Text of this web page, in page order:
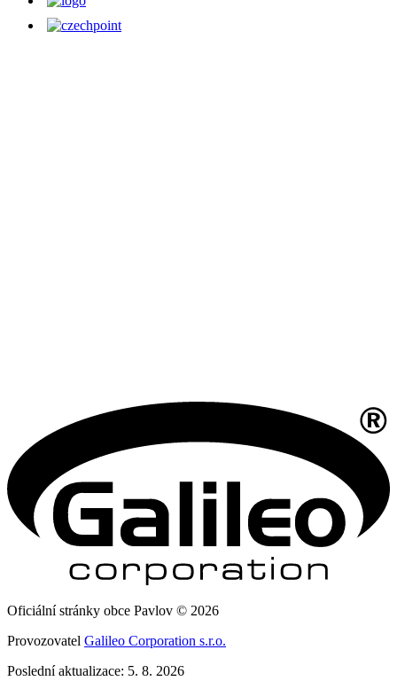
Oficiální stránky obce Pavlov © 2026
Provozovatel Galileo Corporation s.r.o.
Poslední aktualizace: 5. 8. 2026